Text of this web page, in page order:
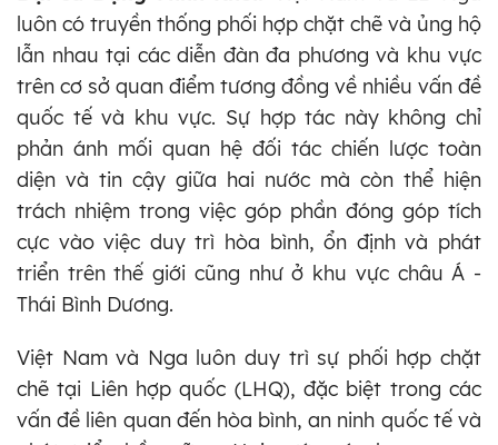
luôn có truyền thống phối hợp chặt chẽ và ủng hộ
lẫn nhau tại các diễn đàn đa phương và khu vực
trên cơ sở quan điểm tương đồng về nhiều vấn đề
quốc tế và khu vực. Sự hợp tác này không chỉ
phản ánh mối quan hệ đối tác chiến lược toàn
diện và tin cậy giữa hai nước mà còn thể hiện
trách nhiệm trong việc góp phần đóng góp tích
cực vào việc duy trì hòa bình, ổn định và phát
triển trên thế giới cũng như ở khu vực châu Á -
Thái Bình Dương.
Việt Nam và Nga luôn duy trì sự phối hợp chặt
chẽ tại Liên hợp quốc (LHQ), đặc biệt trong các
vấn đề liên quan đến hòa bình, an ninh quốc tế và